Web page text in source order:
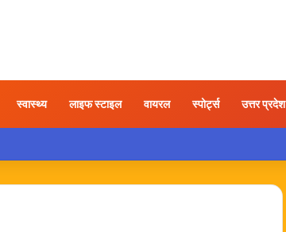
स्वास्थ्य लाइफ स्टाइल वायरल स्पोर्ट्स उत्तर प्रदेश
युवक का शव मिलने से मचा हड़कंप